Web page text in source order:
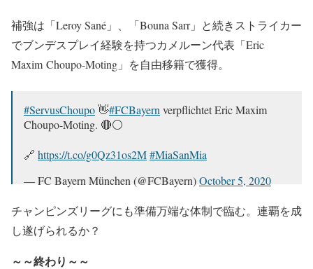
補強は「Leroy Sané」、「Bouna Sarr」と続きストライカー
でブンデスプレイ経験を持つカメルーン代表「Eric
Maxim Choupo-Moting」を自由移籍で獲得。
#ServusChoupo👋#FCBayern verpflichtet Eric Maxim
Choupo-Moting. 🔴⚪
🔗 https://t.co/g0Qz31os2M#MiaSanMia
— FC Bayern München (@FCBayern)October 5, 2020
チャンピンズリーグにも準備万端な体制で臨む。連覇を成
し遂げられるか？
～～終わり～～